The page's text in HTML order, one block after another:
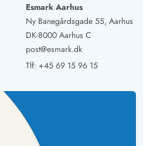
Esmark Aarhus
Ny Banegårdsgade 55, Aarhus
DK-8000 Aarhus C
post@esmark.dk
Tlf: +45 69 15 96 15